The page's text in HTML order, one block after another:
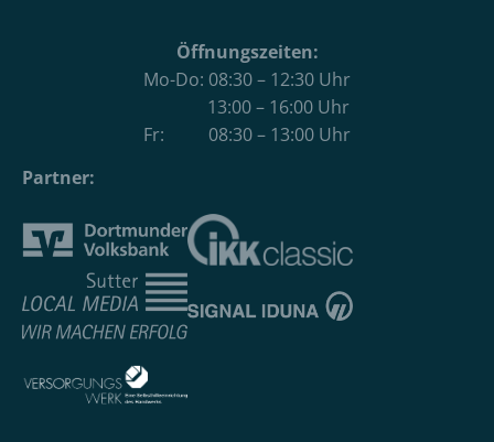
Öffnungszeiten:
Mo-Do: 08:30 – 12:30 Uhr
13:00 – 16:00 Uhr
Fr: 08:30 – 13:00 Uhr
Partner: